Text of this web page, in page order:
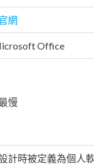
網
Office
慢
計時被定義為個人軟